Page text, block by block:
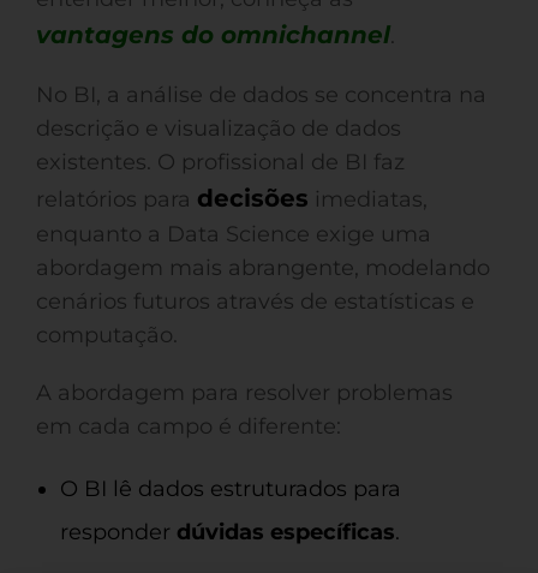
vantagens do omnichannel.
No BI, a análise de dados se concentra na
descrição e visualização de dados
existentes. O profissional de BI faz
relatórios para decisões imediatas,
enquanto a Data Science exige uma
abordagem mais abrangente, modelando
cenários futuros através de estatísticas e
computação.
A abordagem para resolver problemas
em cada campo é diferente:
O BI lê dados estruturados para
responder dúvidas específicas.